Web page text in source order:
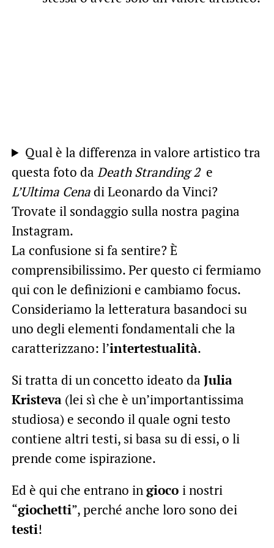
Qual è la differenza in valore artistico tra
questa foto da Death Stranding 2 e
L’Ultima Cenadi Leonardo da Vinci?
Trovate il sondaggio sulla nostra pagina
Instagram.
La confusione si fa sentire? È
comprensibilissimo. Per questo ci fermiamo
qui con le definizioni e cambiamo focus.
Consideriamo la letteratura basandoci su
uno degli elementi fondamentali che la
caratterizzano: l’intertestualità.
Si tratta di un concetto ideato da Julia
Kristeva(lei sì che è un’importantissima
studiosa) e secondo il quale ogni testo
contiene altri testi, si basa su di essi, o li
prende come ispirazione.
Ed è qui che entrano ingioco i nostri
“giochetti”, perché anche loro sono dei
testi!